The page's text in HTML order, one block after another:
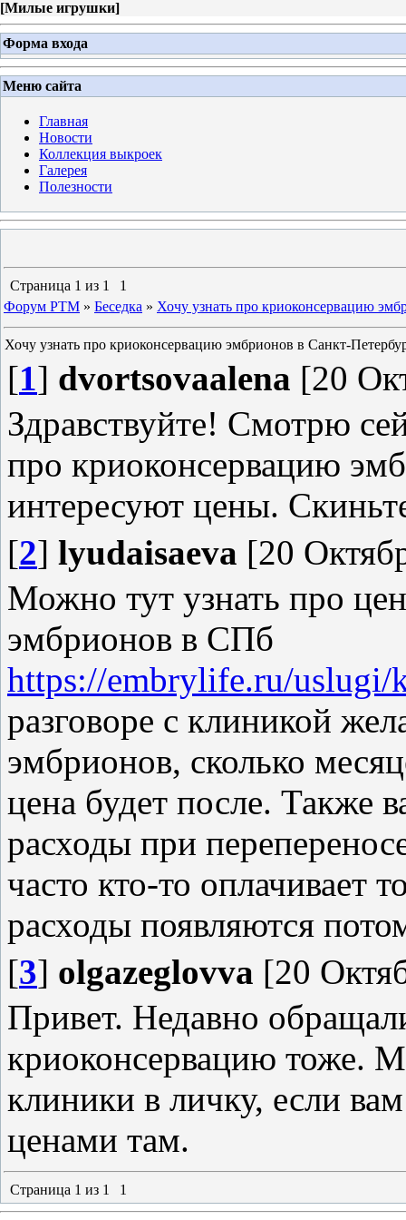
[Милые игрушки]
Форма входа
Меню сайта
Главная
Новости
Коллекция выкроек
Галерея
Полезности
Страница 1 из 1
1
Форум PTM » Беседка » Хочу узнать про криоконсервацию
Хочу узнать про криоконсервацию эмбрионов в Санкт-
[1] dvortsovaalena [20
Здравствуйте! Смотрю
про криоконсервацию
интересуют цены.
[2] lyudaisaeva [20
Можно тут узнать про
эмбрионов в СПб
https://embrylife.ru/uslugi/
разговоре с клиникой
эмбрионов, сколько
цена будет после. Также
расходы при
часто кто‑то оплачивает
расходы появляются
[3] olgazeglovva [20
Привет. Недавно
криоконсервацию тоже.
клиники в личку, если
ценами там.
Страница 1 из 1 1